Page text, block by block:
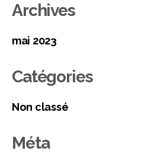
Archives
mai 2023
Catégories
Non classé
Méta